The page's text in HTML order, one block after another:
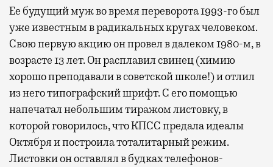
Ее будущий муж во время переворота 1993-го был
уже известным в радикальных кругах человеком.
Свою первую акцию он провел в далеком 1980-м, в
возрасте 13 лет. Он расплавил свинец (химию
хорошо преподавали в советской школе!) и отлил
из него типографский шрифт. С его помощью
напечатал небольшим тиражом листовку, в
которой говорилось, что КПСС предала идеалы
Октября и построила тоталитарный режим.
Листовки он оставлял в будках телефонов-